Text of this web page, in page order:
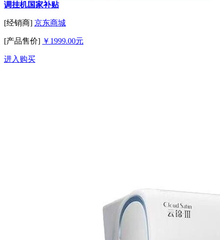
调挂机国家补贴
[经销商] 京东商城
[产品售价] ￥1999.00元
进入购买